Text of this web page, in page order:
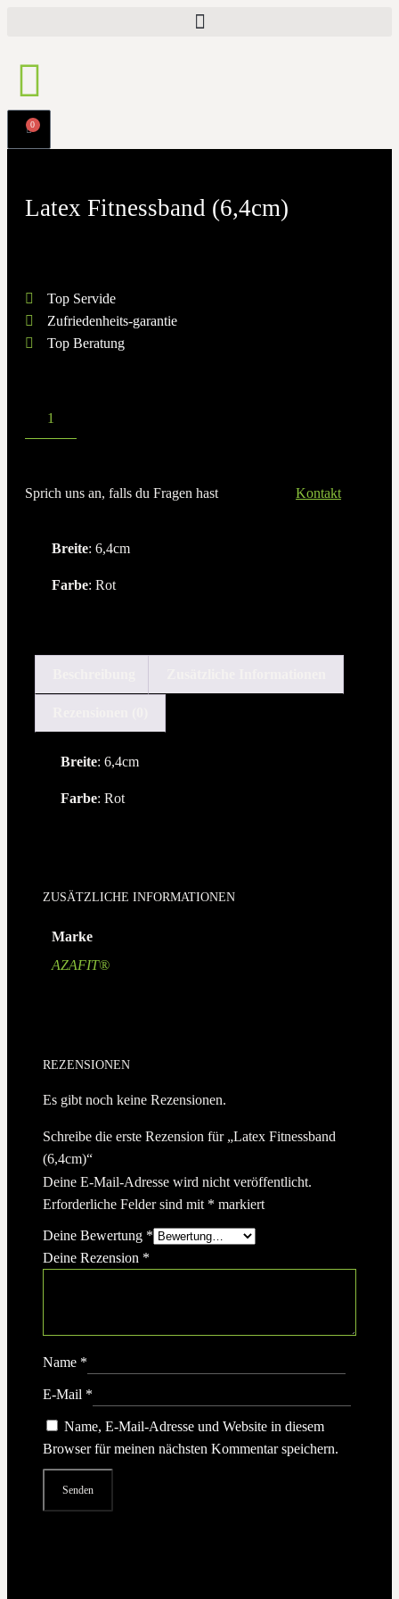
0
Latex Fitnessband (6,4cm)
Top Servide
Zufriedenheits-garantie
Top Beratung
Sprich uns an, falls du Fragen hast Kontakt
Breite: 6,4cm
Farbe: Rot
Breite: 6,4cm
Farbe: Rot
ZUSÄTZLICHE INFORMATIONEN
Marke
AZAFIT®
REZENSIONEN
Es gibt noch keine Rezensionen.
Schreibe die erste Rezension für „Latex Fitnessband
(6,4cm)“
Deine E-Mail-Adresse wird nicht veröffentlicht.
Erforderliche Felder sind mit * markiert
Deine Bewertung *
Deine Rezension *
Name *
E-Mail *
Name, E-Mail-Adresse und Website in diesem
Browser für meinen nächsten Kommentar speichern.